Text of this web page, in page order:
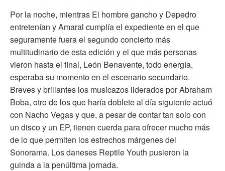
Por la noche, mientras El hombre gancho y Depedro
entretenían y Amaral cumplía el expediente en el que
seguramente fuera el segundo concierto más
multitudinario de esta edición y el que más personas
vieron hasta el final, León Benavente, todo energía,
esperaba su momento en el escenario secundario.
Breves y brillantes los musicazos liderados por Abraham
Boba, otro de los que haría doblete al día siguiente actuó
con Nacho Vegas y que, a pesar de contar tan solo con
un disco y un EP, tienen cuerda para ofrecer mucho más
de lo que permiten los estrechos márgenes del
Sonorama. Los daneses Reptile Youth pusieron la
guinda a la penúltima jornada.